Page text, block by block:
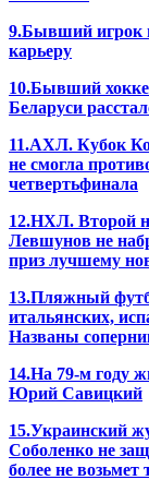
9.Бывший игрок
карьеру
10.Бывший
Беларуси
11.АХЛ. Кубок
не смогла
четвертьфинала
12.НХЛ. Второй
Левшунов не
приз лучшему
13.Пляжный
итальянских,
Названы
14.На 79-м году
Юрий Савицкий
15.Украинский
Соболенко не
более не возьмет